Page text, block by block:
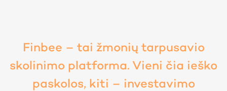
Finbee – tai žmonių tarpusavio
skolinimo platforma. Vieni čia ieško
paskolos, kiti – investavimo